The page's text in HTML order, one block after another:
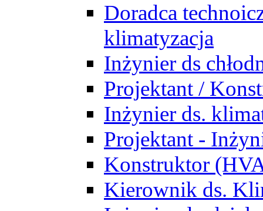
Doradca
klimatyzacja
Inżynier ds
Projektant /
Inżynier ds.
Projektant -
Konstruktor
Kierownik ds.